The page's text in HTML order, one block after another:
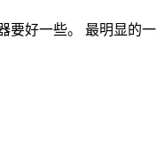
要好一些。 最明显的